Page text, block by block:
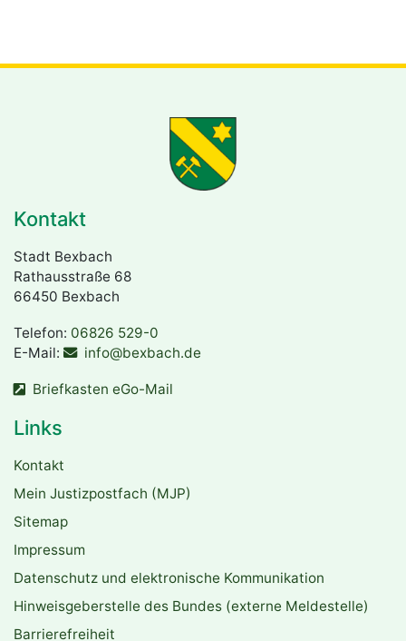
Kontakt
Stadt Bexbach
Rathausstraße 68
66450 Bexbach
Telefon: 06826 529-0
E-Mail:
info@bexbach.de
Briefkasten eGo-Mail
Links
Kontakt
Mein Justizpostfach (MJP)
Sitemap
Impressum
Datenschutz und elektronische Kommunikation
Hinweisgeberstelle des Bundes (externe Meldestelle)
Barrierefreiheit